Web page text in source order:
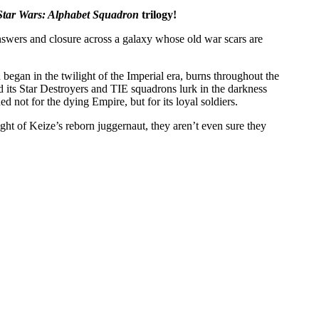
Wars: Alphabet Squadron trilogy!
and closure across a galaxy whose old war scars are
in the twilight of the Imperial era, burns throughout the
Star Destroyers and TIE squadrons lurk in the darkness
not for the dying Empire, but for its loyal soldiers.
of Keize’s reborn juggernaut, they aren’t even sure they